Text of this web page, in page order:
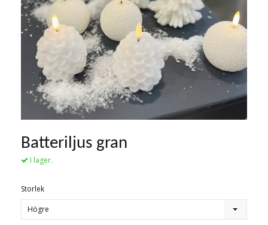
Batteriljus gran
I lager.
Storlek
Högre